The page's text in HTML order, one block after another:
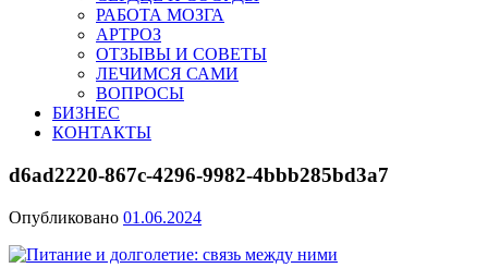
РАБОТА МОЗГА
АРТРОЗ
ОТЗЫВЫ И СОВЕТЫ
ЛЕЧИМСЯ САМИ
ВОПРОСЫ
БИЗНЕС
КОНТАКТЫ
d6ad2220-867c-4296-9982-4bbb285bd3a7
Опубликовано 01.06.2024